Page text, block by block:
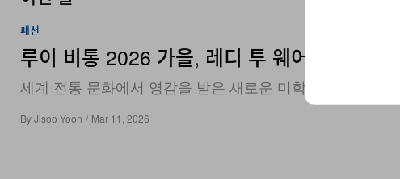
패션
루이 비통 2026 가을, 레디 투 웨어 컬렉션 공개
세계 전통 문화에서 영감을 받은 새로운 미학.
ByJisoo Yoon / Mar 11, 2026